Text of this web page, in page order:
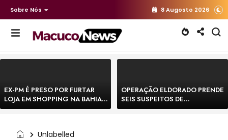
Sobre Nós 8 Augosto 2026
EX-PM É PRESO POR FURTAR
LOJA EM SHOPPING NA BAHIA E
ESCAPA CORRENDO DE
OPERAÇÃO ELDORADO PRENDE
SEIS SUSPEITOS DE
MOVIMENTAR R$ 25 MILHÕES
Unlabelled